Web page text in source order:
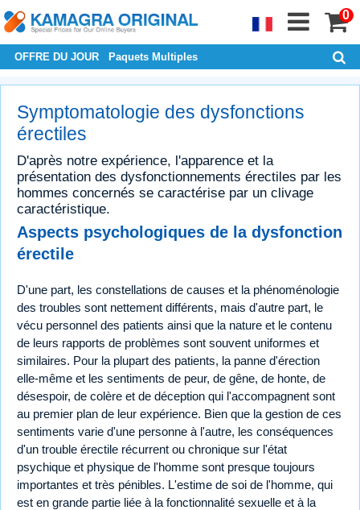
0
OFFRE DU JOUR Paquets Multiples
Symptomatologie des dysfonctions
érectiles
D'après notre expérience, l'apparence et la
présentation des dysfonctionnements érectiles par les
hommes concernés se caractérise par un clivage
caractéristique.
Aspects psychologiques de la dysfonction
érectile
D'une part, les constellations de causes et la phénoménologie
des troubles sont nettement différents, mais d'autre part, le
vécu personnel des patients ainsi que la nature et le contenu
de leurs rapports de problèmes sont souvent uniformes et
similaires. Pour la plupart des patients, la panne d'érection
elle-même et les sentiments de peur, de gêne, de honte, de
désespoir, de colère et de déception qui l'accompagnent sont
au premier plan de leur expérience. Bien que la gestion de ces
sentiments varie d'une personne à l'autre, les conséquences
d'un trouble érectile récurrent ou chronique sur l'état
psychique et physique de l'homme sont presque toujours
importantes et très pénibles. L'estime de soi de l'homme, qui
est en grande partie liée à la fonctionnalité sexuelle et à la